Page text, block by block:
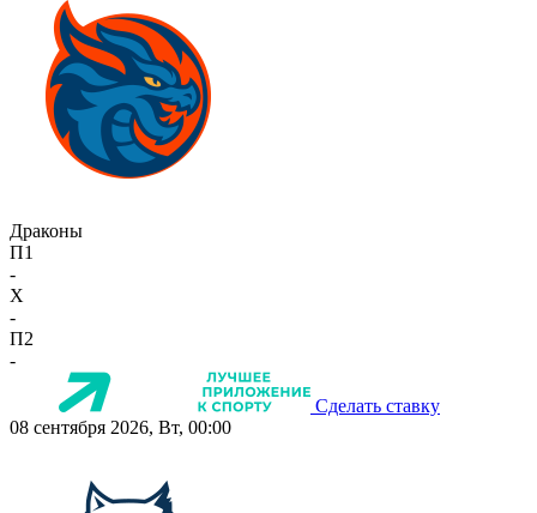
Драконы
П1
-
X
-
П2
-
Сделать ставку
08 сентября 2026, Вт, 00:00